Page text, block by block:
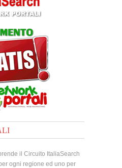
il Circuito ItaliaSearch
ogni regione ed uno per